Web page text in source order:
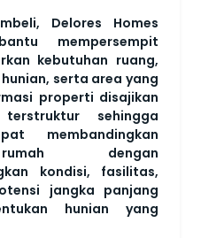
Delores Homes
mempersempit
kebutuhan ruang,
serta area yang
properti disajikan
sehingga
membandingkan
dengan
kondisi, fasilitas,
jangka panjang
hunian yang